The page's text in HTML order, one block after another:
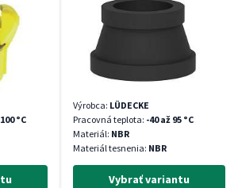
°C
Výrobca: LÜDECKE
Pracovná teplota: -40 až 95 °C
Materiál: NBR
Materiál tesnenia: NBR
Vybrať variantu